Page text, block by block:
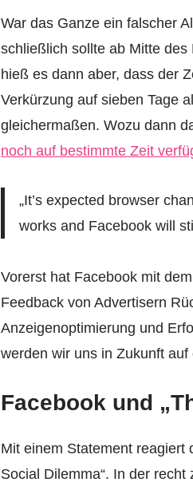
War das Ganze ein falscher
schließlich sollte ab Mitte des
hieß es dann aber, dass der
Verkürzung auf sieben Tage
gleichermaßen. Wozu dann
noch auf bestimmte Zeit
„It’s expected browser
works and Facebook will
Vorerst hat Facebook mit
Feedback von Advertisern
Anzeigenoptimierung und
werden wir uns in Zukunft
Facebook und
Mit einem Statement reagiert
Social Dilemma“. In der